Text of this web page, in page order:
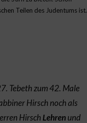
Teilen des Judentums ist.
Tebeth zum 42. Male
Hirsch noch als
Hirsch Lehrenund